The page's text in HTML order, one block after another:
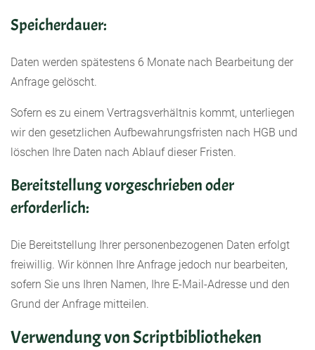
Speicherdauer:
Daten werden spätestens 6 Monate nach Bearbeitung der
Anfrage gelöscht.
Sofern es zu einem Vertragsverhältnis kommt, unterliegen
wir den gesetzlichen Aufbewahrungsfristen nach HGB und
löschen Ihre Daten nach Ablauf dieser Fristen.
Bereitstellung vorgeschrieben oder
erforderlich:
Die Bereitstellung Ihrer personenbezogenen Daten erfolgt
freiwillig. Wir können Ihre Anfrage jedoch nur bearbeiten,
sofern Sie uns Ihren Namen, Ihre E-Mail-Adresse und den
Grund der Anfrage mitteilen.
Verwendung von Scriptbibliotheken